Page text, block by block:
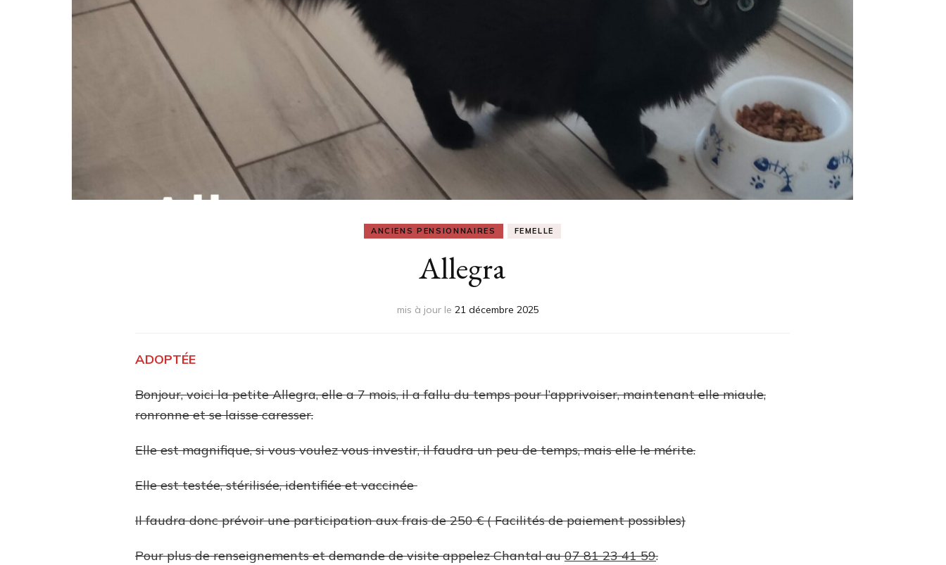
ANCIENS PENSIONNAIRES FEMELLE
Allegra
mis à jour le 21 décembre 2025
ADOPTÉE
Bonjour, voici la petite Allegra, elle a 7 mois, il a fallu du temps pour l’apprivoiser, maintenant elle miaule,
ronronne et se laisse caresser.
Elle est magnifique, si vous voulez vous investir, il faudra un peu de temps, mais elle le mérite.
Elle est testée, stérilisée, identifiée et vaccinée
Il faudra donc prévoir une participation aux frais de 250 € ( Facilités de paiement possibles)
Pour plus de renseignements et demande de visite appelez Chantal au07 81 23 41 59.